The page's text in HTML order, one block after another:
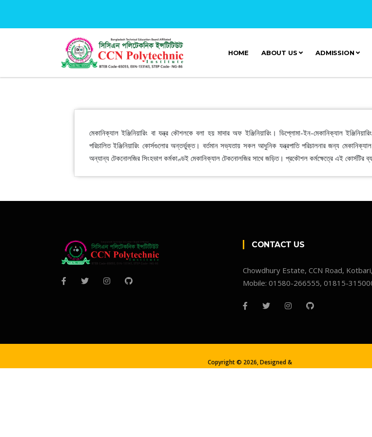
HOME ABOUT US ADMISSION
মেকানিক্যাল ইঞ্জিনিয়ারিং বা যন্ত্র কৌশলকে বলা হয় মাদার অফ ইঞ্জিনিয়ারিং। ডিপ্লোমা-ইন-মেকানিক্যাল
পরিচালিত ইঞ্জিনিয়ারিং কোর্সগুলোর অন্তর্ভুক্ত। বর্তমান সভ্যতায় সকল আধুনিক যন্ত্রপাতি পরিচালনার জন্য
অন্যান্য টেকনোলজির সিংহভাগ কর্মকাণ্ডই মেকানিক্যাল টেকনোলজির সাথে জড়িত। প্রকৌশল কর্মক্ষেত্রে এই কোর্সটির
CONTACT US
Chowdhury Estate, CCN Road,
Mobile: 01580-266555, 01815-
Copyright © 2026, Designed &